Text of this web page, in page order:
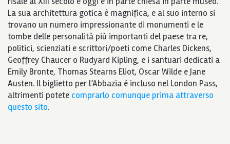
La sua architettura gotica è magnifica, e al suo interno si
trovano un numero impressionante di monumenti e le
tombe delle personalità più importanti del paese tra re,
politici, scienziati e scrittori/poeti come Charles Dickens,
Geoffrey Chaucer o Rudyard Kipling, e i santuari dedicati a
Emily Bronte, Thomas Stearns Eliot, Oscar Wilde e Jane
Austen. Il biglietto per l’Abbazia è incluso nel London Pass,
altrimenti potete comprarlo comunque prima attraverso
questo sito.